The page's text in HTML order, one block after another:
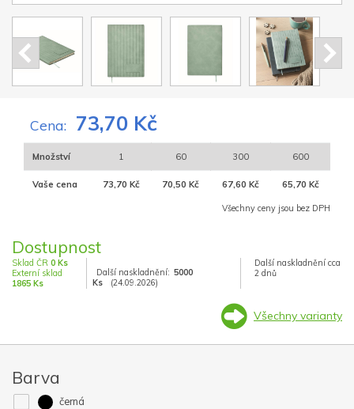
Cena: 73,70 Kč
Množství 1 60 300 600
Vaše cena 73,70 Kč 70,50 Kč 67,60 Kč 65,70 Kč
Všechny ceny jsou bez DPH
Dostupnost
Sklad ČR 0 Ks
Externí sklad
1865 Ks
Další naskladnění: 5000
Ks
(24.09.2026)
Další naskladnění cca
2 dnů
Všechny varianty
Barva
černá